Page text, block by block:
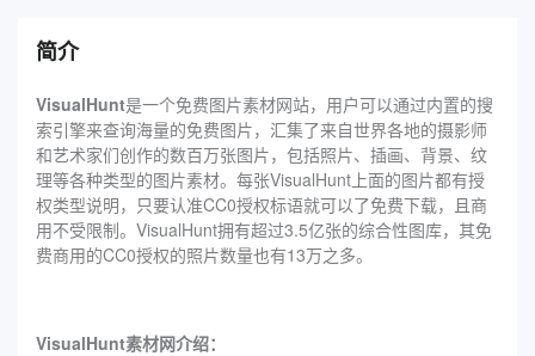
简介
VisualHunt是一个免费图片素材网站，用户可以通过内置的搜
索引擎来查询海量的免费图片，汇集了来自世界各地的摄影师
和艺术家们创作的数百万张图片，包括照片、插画、背景、纹
理等各种类型的图片素材。每张VisualHunt上面的图片都有授
权类型说明，只要认准CC0授权标语就可以了免费下载，且商
用不受限制。VisualHunt拥有超过3.5亿张的综合性图库，其免
费商用的CC0授权的照片数量也有13万之多。
VisualHunt素材网介绍：